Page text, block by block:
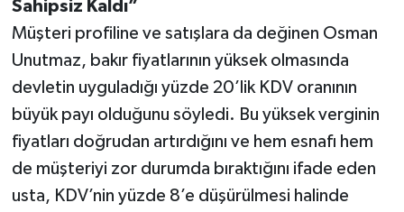
Sahipsiz Kaldı”
Müşteri profiline ve satışlara da değinen Osman
Unutmaz, bakır fiyatlarının yüksek olmasında
devletin uyguladığı yüzde 20’lik KDV oranının
büyük payı olduğunu söyledi. Bu yüksek verginin
fiyatları doğrudan artırdığını ve hem esnafı hem
de müşteriyi zor durumda bıraktığını ifade eden
usta, KDV’nin yüzde 8’e düşürülmesi halinde